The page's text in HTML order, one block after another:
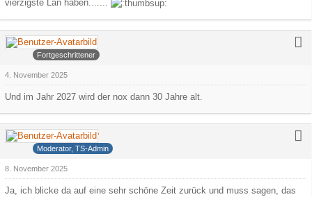
vierzigste Lan haben.......
Arowa
Fortgeschrittener
4. November 2025
Und im Jahr 2027 wird der nox dann 30 Jahre alt.
Deathdealer
Moderator, TS-Admin
8. November 2025
Ja, ich blicke da auf eine sehr schöne Zeit zurück und muss sagen, das